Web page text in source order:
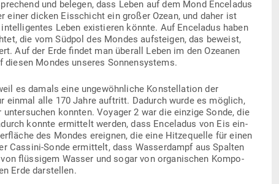
und belegen, dass Leben auf dem Mond Ence­ladus
dicken Eis­schicht ein großer Ozean, und daher ist
Leben exis­tieren könnte. Auf Ence­ladus haben
die vom Südpol des Mondes auf­steigen, das beweist,
Auf der Erde findet man überall Leben im den Ozeanen
Mondes unseres Sonnensystems.
es damals eine unge­wöhn­liche Kon­stel­lation der
einmal alle 170 Jahre auf­tritt. Dadurch wurde es möglich,
konnten. Voyager 2 war die einzige Sonde, die
konnte ermittelt werden, dass Ence­ladus von Eis ein­
des Mondes ereignen, die eine Hit­ze­quelle für einen
Cassini-Sonde ermittelt, dass Was­ser­dampf aus Spalten
flüs­sigem Wasser und sogar von orga­ni­schen Kom­po­
Erde darstellen.